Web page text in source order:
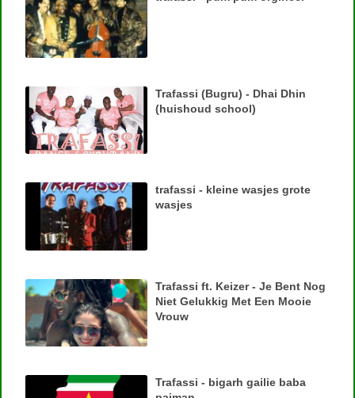
Trafassi (Bugru) - Dhai Dhin
(huishoud school)
trafassi - kleine wasjes grote
wasjes
Trafassi ft. Keizer - Je Bent Nog
Niet Gelukkig Met Een Mooie
Vrouw
Trafassi - bigarh gailie baba